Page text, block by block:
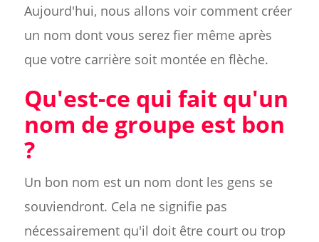
Aujourd'hui, nous allons voir comment créer
un nom dont vous serez fier même après
que votre carrière soit montée en flèche.
Qu'est-ce qui fait qu'un
nom de groupe est bon
?
Un bon nom est un nom dont les gens se
souviendront. Cela ne signifie pas
nécessairement qu'il doit être court ou trop